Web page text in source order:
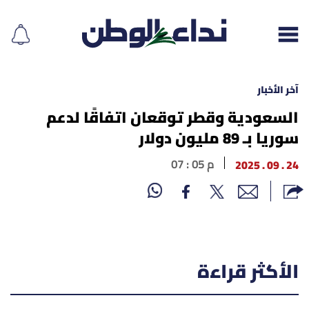
إقرأ الجريدة
لبنان
الغلاف
محليات
آخر الأخبار
السعودية وقطر توقعان اتفاقًا لدعم
سوريا بـ 89 مليون دولار
24 . 09 . 2025 07 : 05 م
الأكثر قراءة